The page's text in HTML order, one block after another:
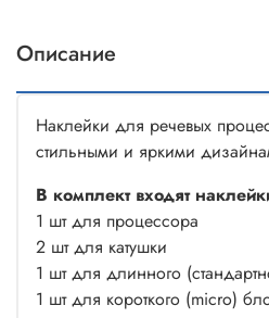
Описание
Наклейки для речевых
стильными и яркими
В комплект входят
1 шт для процессора
2 шт для катушки
1 шт для длинного
1 шт для короткого (micro)